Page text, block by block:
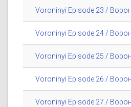
Voroninyi Episode 23 /
Voroninyi Episode 24 /
Voroninyi Episode 25 /
Voroninyi Episode 26 /
Voroninyi Episode 27 /